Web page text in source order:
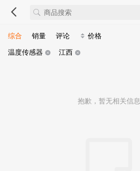
综合 销量 评论
价格
温度传感器
江西
抱歉，暂无相关信息